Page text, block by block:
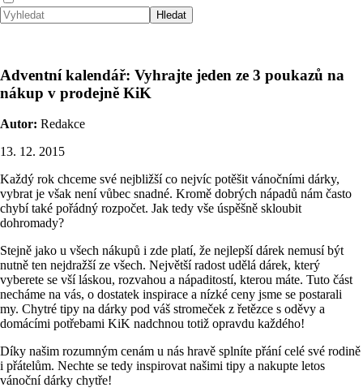
Adventní kalendář: Vyhrajte jeden ze 3 poukazů na
nákup v prodejně KiK
Autor: Redakce
13. 12. 2015
Každý rok chceme své nejbližší co nejvíc potěšit vánočními dárky,
vybrat je však není vůbec snadné. Kromě dobrých nápadů nám často
chybí také pořádný rozpočet. Jak tedy vše úspěšně skloubit
dohromady?
Stejně jako u všech nákupů i zde platí, že nejlepší dárek nemusí být
nutně ten nejdražší ze všech. Největší radost udělá dárek, který
vyberete se vší láskou, rozvahou a nápaditostí, kterou máte. Tuto část
necháme na vás, o dostatek inspirace a nízké ceny jsme se postarali
my. Chytré tipy na dárky pod váš stromeček z řetězce s oděvy a
domácími potřebami KiK nadchnou totiž opravdu každého!
Díky našim rozumným cenám u nás hravě splníte přání celé své rodině
i přátelům. Nechte se tedy inspirovat našimi tipy a nakupte letos
vánoční dárky chytře!